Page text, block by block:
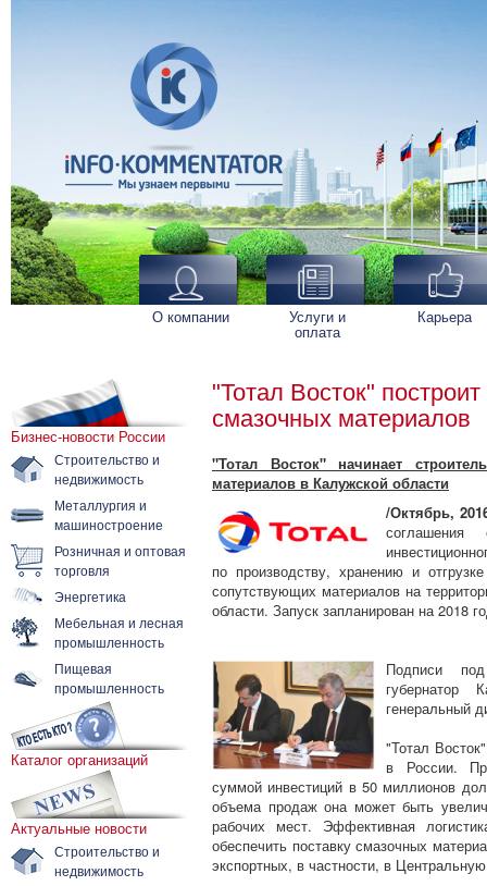
О компании Услуги и
оплата
Карьера
Бизнес-новости России
Строительство и
недвижимость
Металлургия и
машиностроение
Розничная и оптовая
торговля
Энергетика
Мебельная и лесная
промышленность
Пищевая
промышленность
Каталог организаций
Актуальные новости
Строительство и
недвижимость
"Тотал Восток"
смазочных материалов
"Тотал Восток" начинает
материалов в Калужской области
/Октябрь,
по производству, хранению и
сопутствующих материалов на
области. Запуск запланирован на 2018
Подписи
губернатор
генеральный
"Тотал
в России.
суммой инвестиций в 50 миллионов
объема продаж она может быть
рабочих мест. Эффективная
обеспечить поставку смазочных
экспортных, в частности, в